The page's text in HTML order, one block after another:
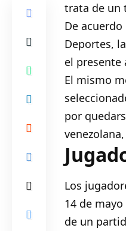
trata de un
De
Deportes,
el presente
El mismo
por
Los
14 de
de un